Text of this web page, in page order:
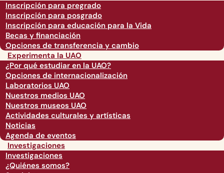
Inscripción para pregrado
Inscripción para posgrado
Inscripción para educación para la Vida
Becas y financiación
Opciones de transferencia y cambio
Experimenta la UAO
¿Por qué estudiar en la UAO?
Opciones de internacionalización
Laboratorios UAO
Nuestros medios UAO
Nuestros museos UAO
Actividades culturales y artísticas
Noticias
Agenda de eventos
Investigaciones
Investigaciones
¿Quiénes somos?